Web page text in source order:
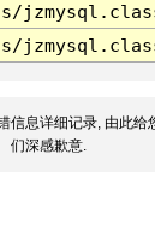
信息详细记录, 由此给
们深感歉意.